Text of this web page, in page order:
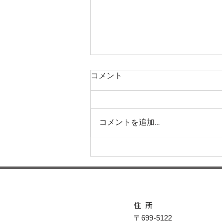
本日の給食メニュー(08/04)
ー梅賀山保育園 益田市保育
コメント
コメントを追加…
住所
〒699-5122